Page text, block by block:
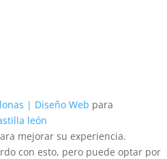
| Diseño Web para
león
mejorar su experiencia.
con esto, pero puede optar por